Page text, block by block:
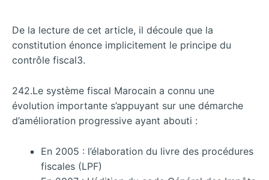
De la lecture de cet article, il découle que la
constitution énonce implicitement le principe du
contrôle fiscal3.
242.Le système fiscal Marocain a connu une
évolution importante s’appuyant sur une démarche
d’amélioration progressive ayant abouti :
En 2005 : l’élaboration du livre des procédures
fiscales (LPF)